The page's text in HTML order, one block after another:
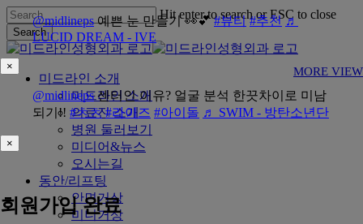
Skip
to
main
content
Hit enter to search or ESC to close
Search
Close
Search
Menu
미드라인 소개
미드라인 소개
의료진 소개
병원 둘러보기
미디어&뉴스
오시는길
동안/리프팅
안면거상
미니거상
MORE VIEW
@midlineps예쁜 눈 만들기 👀💕#뷰티 #추천 ♬
LUCID DREAM - IVE
×
@midlineps센터인 이유? 얼굴 분석 한끗차이로 미남
되기!! #ㅊㅊ #라이즈 #아이돌 ♬ SWIM - 방탄소년단
×
회원가입 완료